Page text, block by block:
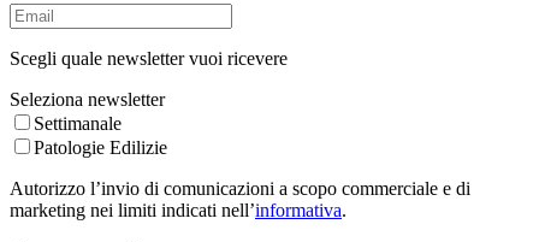
Scegli quale newsletter vuoi ricevere
Seleziona newsletter
Settimanale
Patologie Edilizie
Autorizzo l’invio di comunicazioni a scopo commerciale e di
marketing nei limiti indicati nell’informativa.